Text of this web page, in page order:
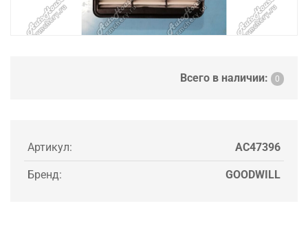
Всего в наличии: 0
Артикул: AC47396
Бренд: GOODWILL